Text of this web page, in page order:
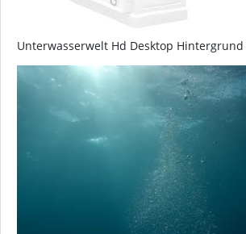
Unterwasserwelt Hd Desktop